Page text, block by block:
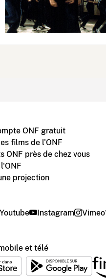
ONF gratuit
films de l'ONF
ONF près de chez vous
projection
Youtube Instagram Vimeo
et télé